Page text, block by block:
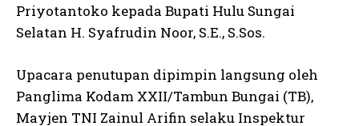
Priyotantoko kepada Bupati Hulu Sungai
Selatan H. Syafrudin Noor, S.E., S.Sos.
Upacara penutupan dipimpin langsung oleh
Panglima Kodam XXII/Tambun Bungai (TB),
Mayjen TNI Zainul Arifin selaku Inspektur